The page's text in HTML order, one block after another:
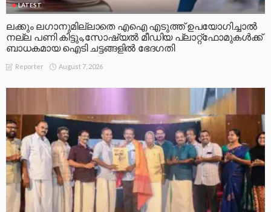
LATEST
ലക്കും ലഗാനുമില്ലാതെ എഐ എടുത്ത് ഉപയോഗിച്ചാല്‍
നല്ല പണി കിട്ടും,സോഷ്യല്‍ മീഡിയ പ്ലാറ്റ്‌ഫോമുകള്‍ക്ക്
ബാധകമായ ഐടി ചട്ടങ്ങളില്‍ ഭേദഗതി
Reporter August 7, 2026